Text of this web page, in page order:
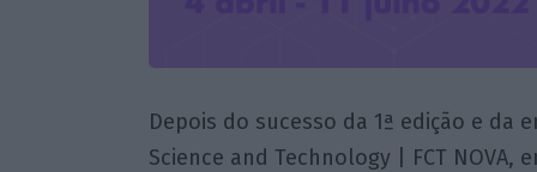
Depois do sucesso da 1ª edição e da
Science and Technology | FCT NOVA,